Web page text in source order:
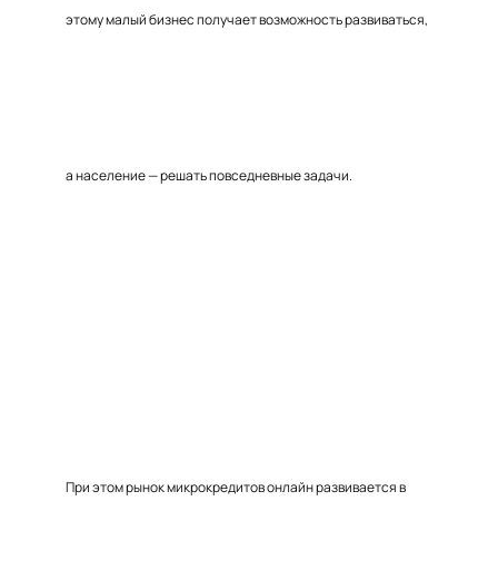
этому малый бизнес получает возможность развиваться,
а население — решать повседневные задачи.
При этом рынок микрокредитов онлайн развивается в